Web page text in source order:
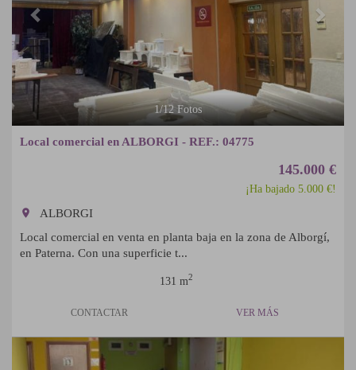
1/12 Fotos
Local comercial en ALBORGI - REF.: 04775
145.000 €
¡Ha bajado 5.000 €!
room
ALBORGI
Local comercial en venta en planta baja en la zona de Alborgí,
en Paterna. Con una superficie t...
131 m2
CONTACTAR VER MÁS
Previous